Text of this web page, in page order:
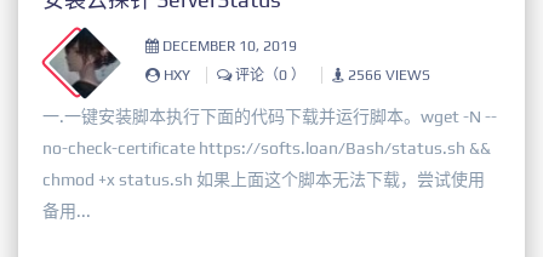
DECEMBER 10, 2019
HXY
评论（0 ） 2566 VIEWS
一.一键安装脚本执行下面的代码下载并运行脚本。wget -N --
no-check-certificate https://softs.loan/Bash/status.sh &&
chmod +x status.sh 如果上面这个脚本无法下载，尝试使用
备用...